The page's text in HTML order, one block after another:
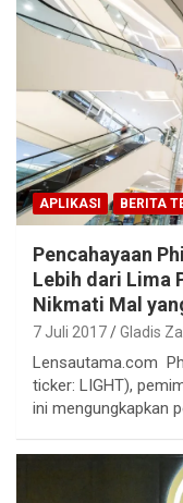
APLIKASI BERITA
Pencahayaan
Lebih dari Lima
Nikmati Mal
7 Juli 2017 Gladis
Lensautama.com
ticker: LIGHT),
ini mengungkapkan